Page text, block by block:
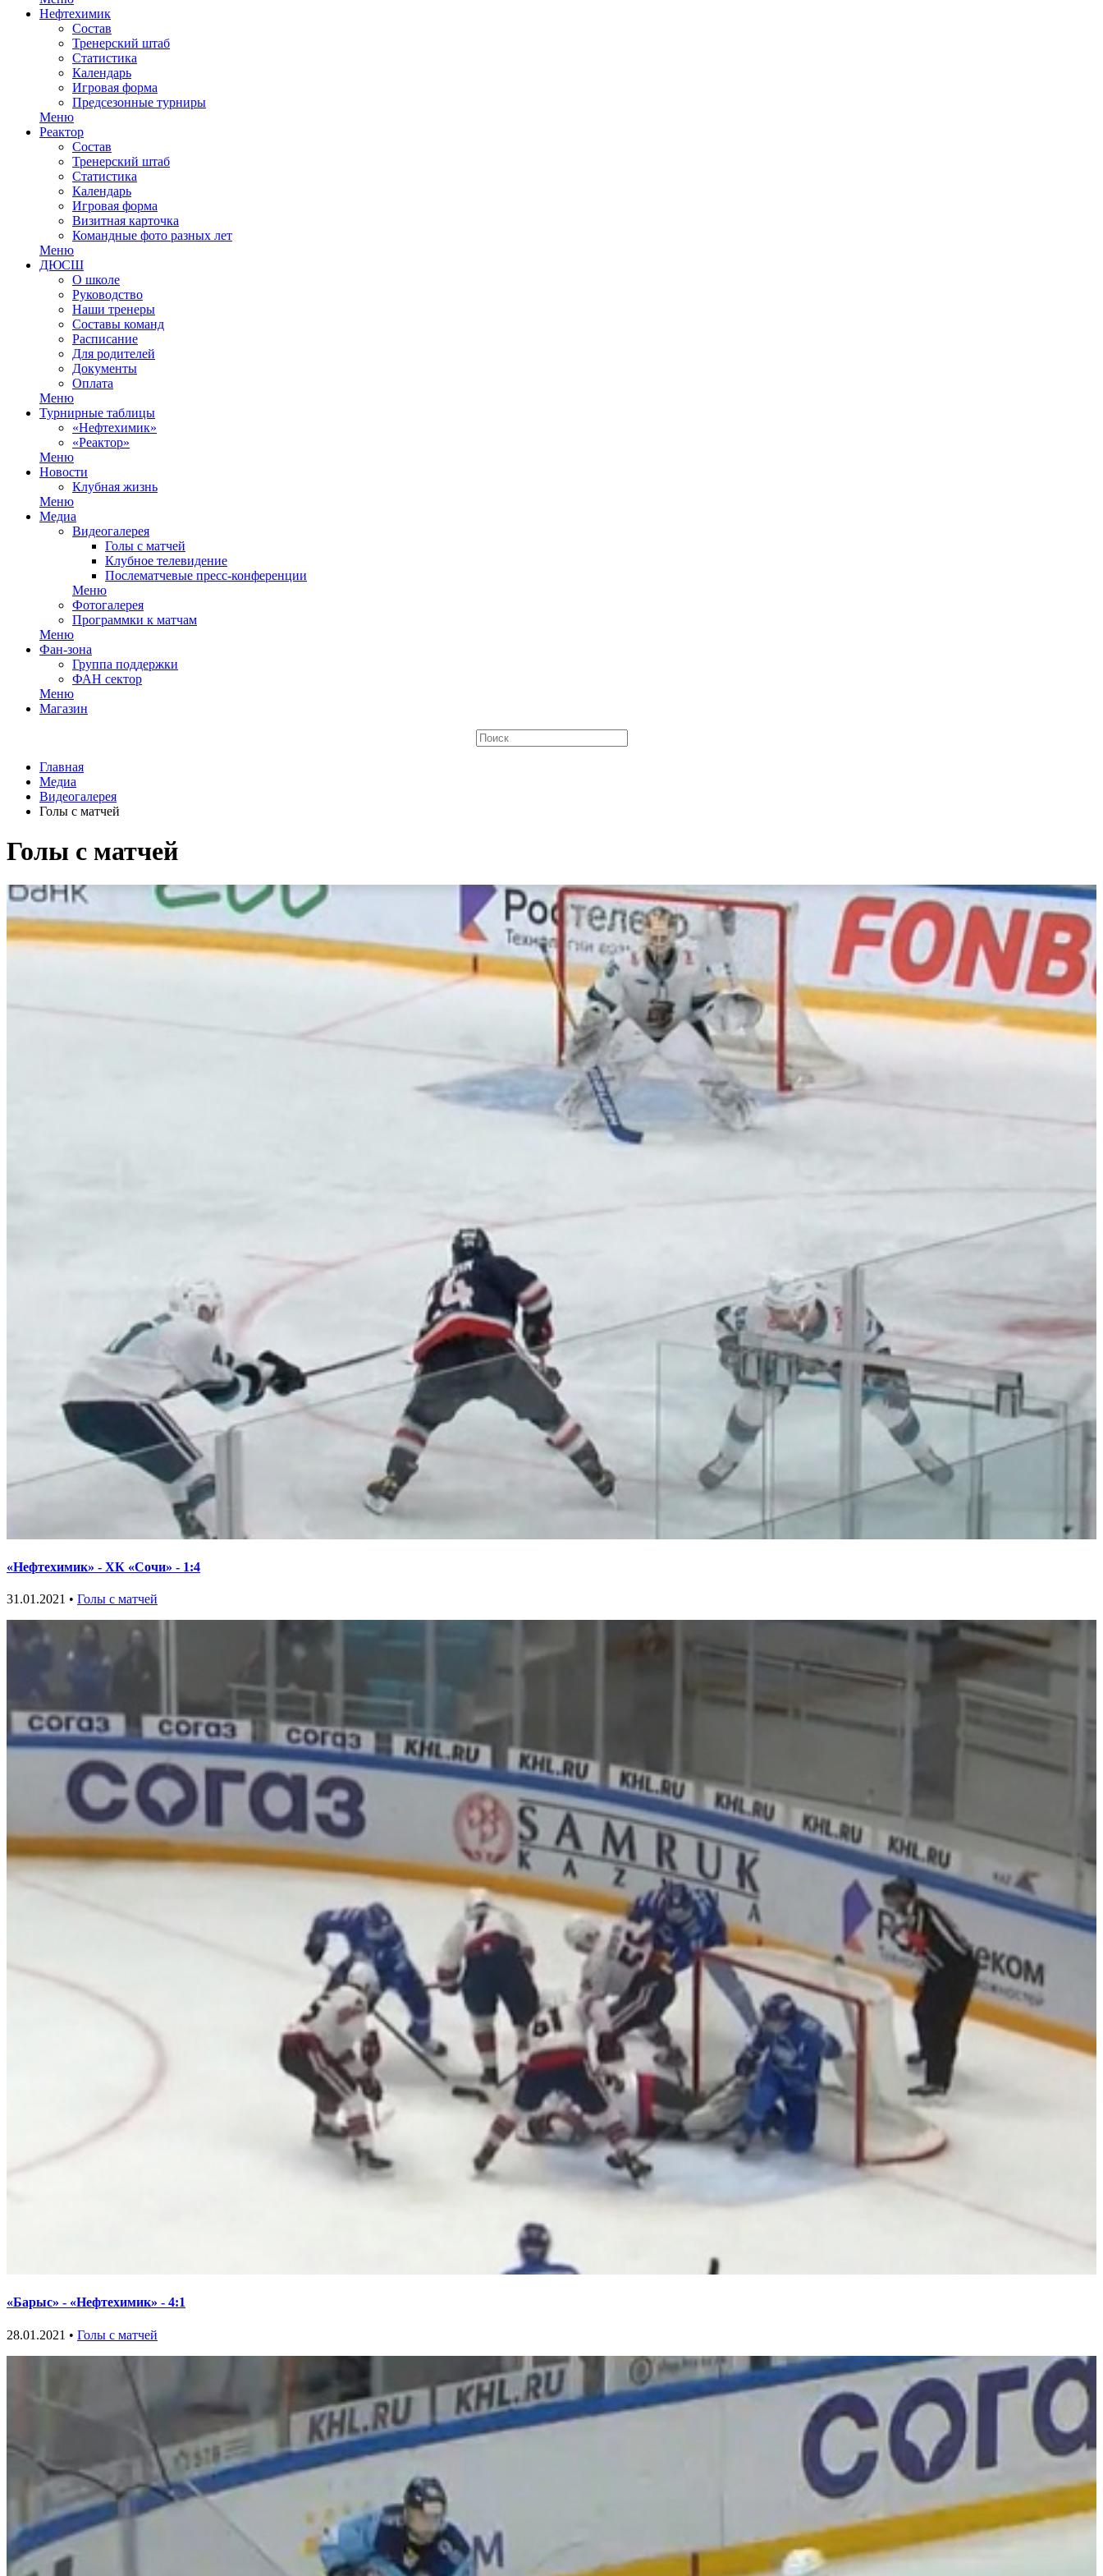
Нефтехимик
Состав
Тренерский штаб
Статистика
Календарь
Игровая форма
Предсезонные турниры
Меню
Реактор
Состав
Тренерский штаб
Статистика
Календарь
Игровая форма
Визитная карточка
Командные фото разных лет
Меню
ДЮСШ
О школе
Руководство
Наши тренеры
Составы команд
Расписание
Для родителей
Документы
Оплата
Меню
Турнирные таблицы
«Нефтехимик»
«Реактор»
Меню
Новости
Клубная жизнь
Меню
Медиа
Видеогалерея
Голы с матчей
Клубное телевидение
Послематчевые пресс-конференции
Меню
Фотогалерея
Программки к матчам
Меню
Фан-зона
Группа поддержки
ФАН сектор
Меню
Магазин
Главная
Медиа
Видеогалерея
Голы с матчей
Голы с матчей
«Нефтехимик» - ХК «Сочи» - 1:4
31.01.2021 • Голы с матчей
«Барыс» - «Нефтехимик» - 4:1
28.01.2021 • Голы с матчей